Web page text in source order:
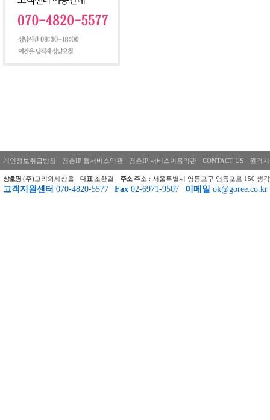
개인정보취급방침 청춘IP 웹서비스약관 청춘IP 서비스이용약관 CONTACT US 원격
상호명 (주)고리와세상을 대표 조한결 주소 주소 : 서울특별시 영등포구 영등포로 150 생
고객지원센터 070-4820-5577 Fax 02-6971-9507 이메일 ok@goree.co.kr